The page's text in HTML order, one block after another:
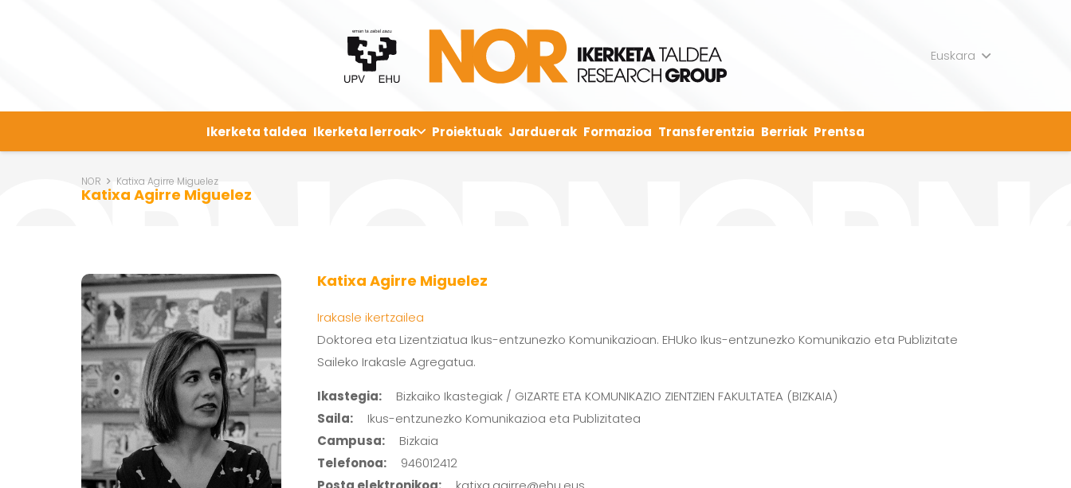
Euskara
Ikerketa taldea Ikerketa lerroak Proiektuak Jarduerak Formazioa Transferentzia Berriak Prentsa
NOR Katixa Agirre Miguelez
Katixa Agirre Miguelez
Katixa Agirre Miguelez
Irakasle ikertzailea
Doktorea eta Lizentziatua Ikus-entzunezko Komunikazioan. EHUko Ikus-entzunezko Komunikazio eta Publizitate
Saileko Irakasle Agregatua.
Ikastegia:
Bizkaiko Ikastegiak / GIZARTE ETA KOMUNIKAZIO ZIENTZIEN FAKULTATEA (BIZKAIA)
Saila:
Ikus-entzunezko Komunikazioa eta Publizitatea
Campusa:
Bizkaia
Telefonoa:
946012412